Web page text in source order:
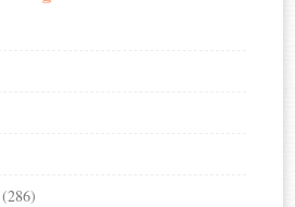
(286)